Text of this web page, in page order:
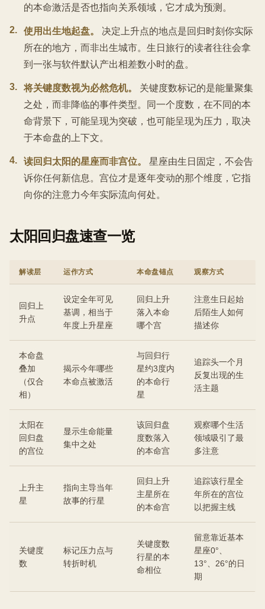
的本命激活是否也指向关系领域，它才成为预测。
2. 使用出生地起盘。
决定上升点的地点是回归时刻你实际
所在的地方，而非出生城市。生日旅行的读者往往会拿
到一张与软件默认产出相差数小时的盘。
3. 将关键度数视为必然危机。
关键度数标记的是能量聚集
之处，而非降临的事件类型。同一个度数，在不同的本
命背景下，可能呈现为突破，也可能呈现为压力，取决
于本命盘的上下文。
4. 读回归太阳的星座而非宫位。
星座由生日固定，不会告
诉你任何新信息。宫位才是逐年变动的那个维度，它指
向你的注意力今年实际流向何处。
太阳回归盘速查一览
解读层 运作方式 本命盘锚点 观察方式
回归上
升点
设定全年可见
基调，相当于
年度上升星座
回归上升
落入本命
哪个宫
注意生日起始
后陌生人如何
描述你
本命盘
叠加
（仅合
相）
揭示今年哪些
本命点被激活
与回归行
星约3度内
的本命行
星
追踪头一个月
反复出现的生
活主题
太阳在
回归盘
的宫位
显示生命能量
集中之处
该回归盘
度数落入
的本命宫
观察哪个生活
领域吸引了最
多注意
上升主
星
指向主导当年
故事的行星
回归上升
主星所在
的本命宫
追踪该行星全
年所在的宫位
以把握主线
关键度
数
标记压力点与
转折时机
关键度数
行星的本
命相位
留意靠近基本
星座0°、
13°、26°的日
期